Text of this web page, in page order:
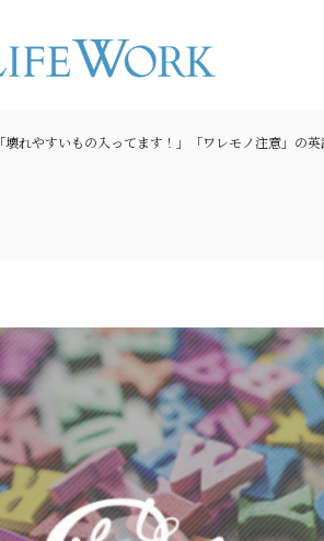
「壊れやすいもの入ってます！」「ワレモノ注意」の